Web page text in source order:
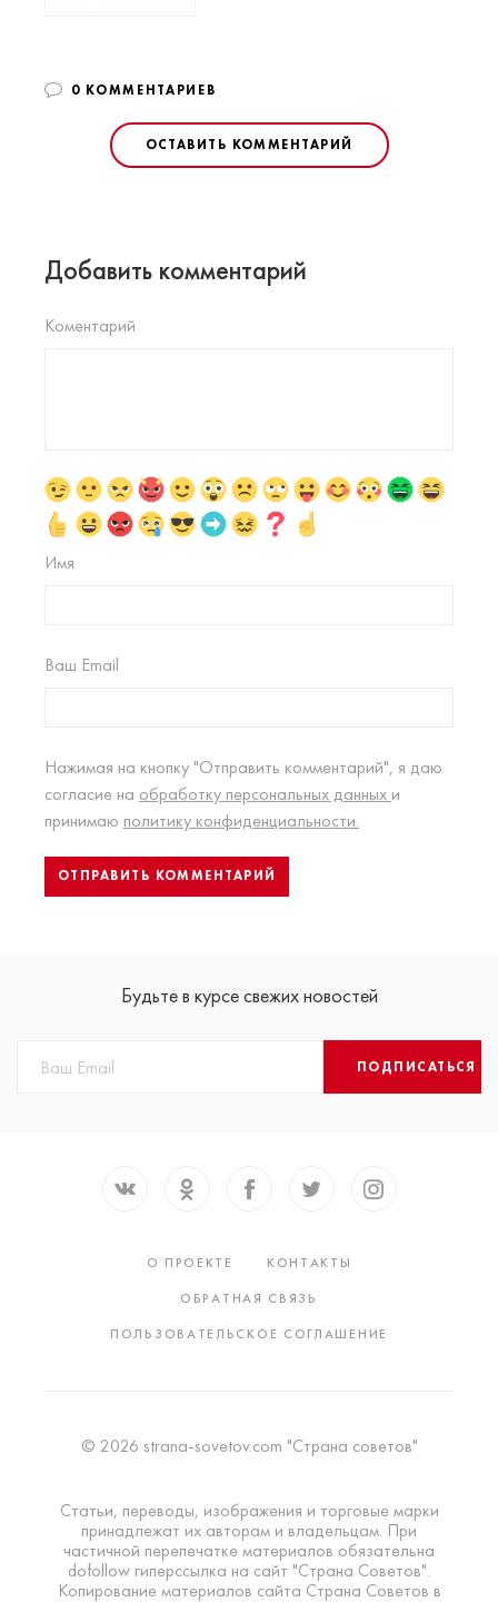
0 КОММЕНТАРИЕВ
ОСТАВИТЬ КОММЕНТАРИЙ
Добавить комментарий
Коментарий
Имя
Ваш Email
Нажимая на кнопку "Отправить комментарий", я даю
согласие на обработку персональных данных и
принимаю политику конфиденциальности.
Будьте в курсе свежих новостей
ПОДПИСАТЬСЯ
О ПРОЕКТЕ
КОНТАКТЫ
ОБРАТНАЯ СВЯЗЬ
ПОЛЬЗОВАТЕЛЬСКОЕ СОГЛАШЕНИЕ
© 2026 strana-sovetov.com "Страна советов"
Статьи, переводы, изображения и торговые марки
принадлежат их авторам и владельцам. При
частичной перепечатке материалов обязательна
dofollow гиперссылка на сайт "Страна Советов".
Копирование материалов сайта Страна Советов в